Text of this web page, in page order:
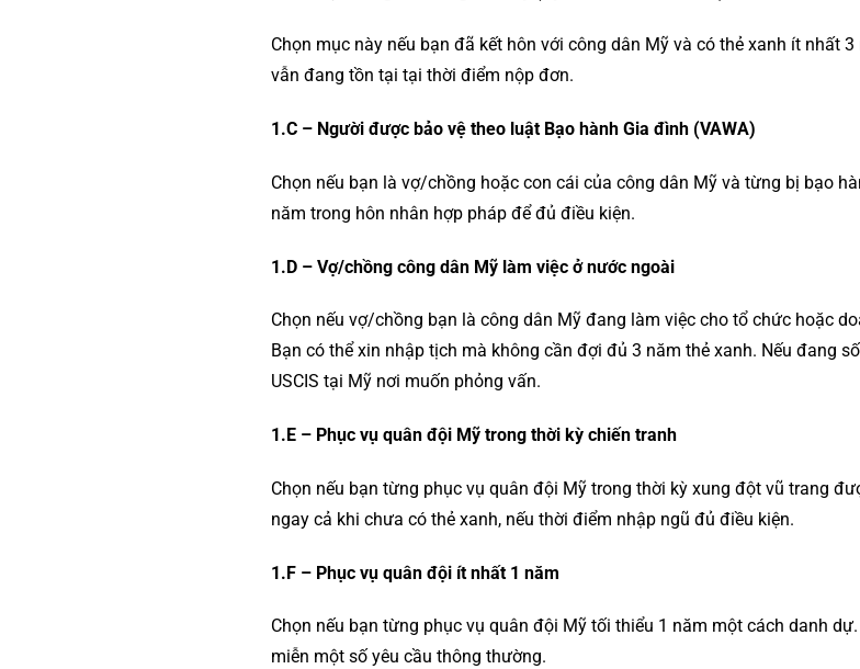
Chọn mục này nếu bạn đã kết hôn với công dân Mỹ và có thẻ xanh ít nhất
vẫn đang tồn tại tại thời điểm nộp đơn.
1.C – Người được bảo vệ theo luật Bạo hành Gia đình (VAWA)
Chọn nếu bạn là vợ/chồng hoặc con cái của công dân Mỹ và từng bị bạo
năm trong hôn nhân hợp pháp để đủ điều kiện.
1.D – Vợ/chồng công dân Mỹ làm việc ở nước ngoài
Chọn nếu vợ/chồng bạn là công dân Mỹ đang làm việc cho tổ chức hoặc
Bạn có thể xin nhập tịch mà không cần đợi đủ 3 năm thẻ xanh. Nếu đang
USCIS tại Mỹ nơi muốn phỏng vấn.
1.E – Phục vụ quân đội Mỹ trong thời kỳ chiến tranh
Chọn nếu bạn từng phục vụ quân đội Mỹ trong thời kỳ xung đột vũ trang
ngay cả khi chưa có thẻ xanh, nếu thời điểm nhập ngũ đủ điều kiện.
1.F – Phục vụ quân đội ít nhất 1 năm
Chọn nếu bạn từng phục vụ quân đội Mỹ tối thiểu 1 năm một cách danh
miễn một số yêu cầu thông thường.